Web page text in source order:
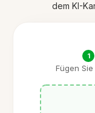
dem KI-
1
Fügen